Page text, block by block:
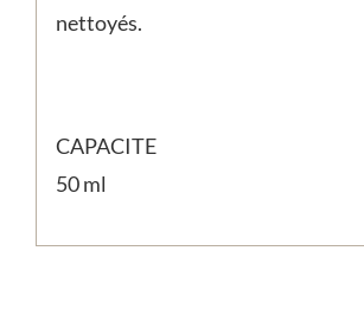
nettoyés.
CAPACITE
50 ml